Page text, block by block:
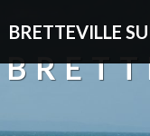
BRETTEVILLE